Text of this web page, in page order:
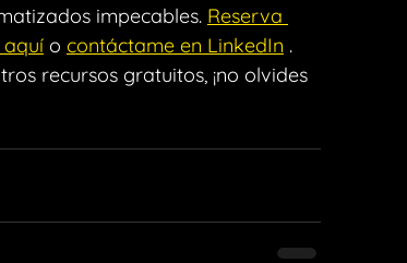
impecables. Reserva
o contáctame en LinkedIn .
recursos gratuitos, ¡no olvides